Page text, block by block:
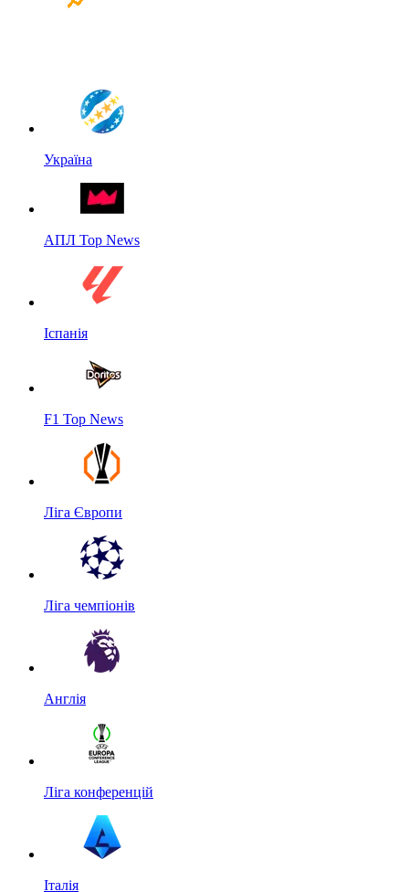
Україна
АПЛ Top News
Іспанія
F1 Top News
Ліга Європи
Ліга чемпіонів
Англія
Ліга конференцій
Італія